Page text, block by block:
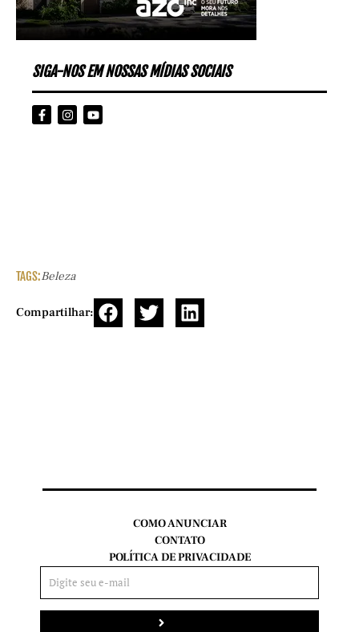
SIGA-NOS EM NOSSAS MÍDIAS SOCIAIS
TAGS:Beleza
Compartilhar:
COMO ANUNCIAR
CONTATO
POLÍTICA DE PRIVACIDADE